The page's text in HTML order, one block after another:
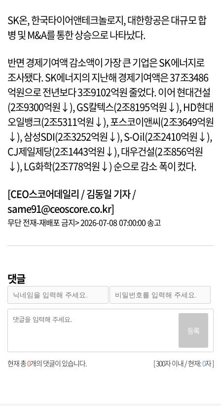
SK온, 한국타이어앤테크놀로지, 대한항공은 대규모 합
병 및 M&A를 통한 상승으로 나타났다.
반면 경제기여액 감소액이 가장 큰 기업은 SK에너지로
조사됐다. SK에너지의 지난해 경제기여액은 37조3486
억원으로 전년보다 3조9102억원 줄었다. 이어 현대건설
(2조9300억원↓), GS칼텍스(2조8195억원↓), HD현대
오일뱅크(2조5311억원↓), 포스코이앤씨(2조3649억원
↓), 삼성SDI(2조3252억원↓), S-Oil(2조2410억원↓),
CJ제일제당(2조1443억원↓), 대우건설(2조856억원
↓), LG화학(2조778억원↓) 순으로 감소 폭이 컸다.
[CEO스코어데일리 / 김동일 기자 /
same91@ceoscore.co.kr]
무단 전재-재배포 금지> 2026-07-08 07:00:00 송고
댓글
등록
[ 300자 이내 / 현재:0자 ]
현재 총0개의 댓글이 있습니다.